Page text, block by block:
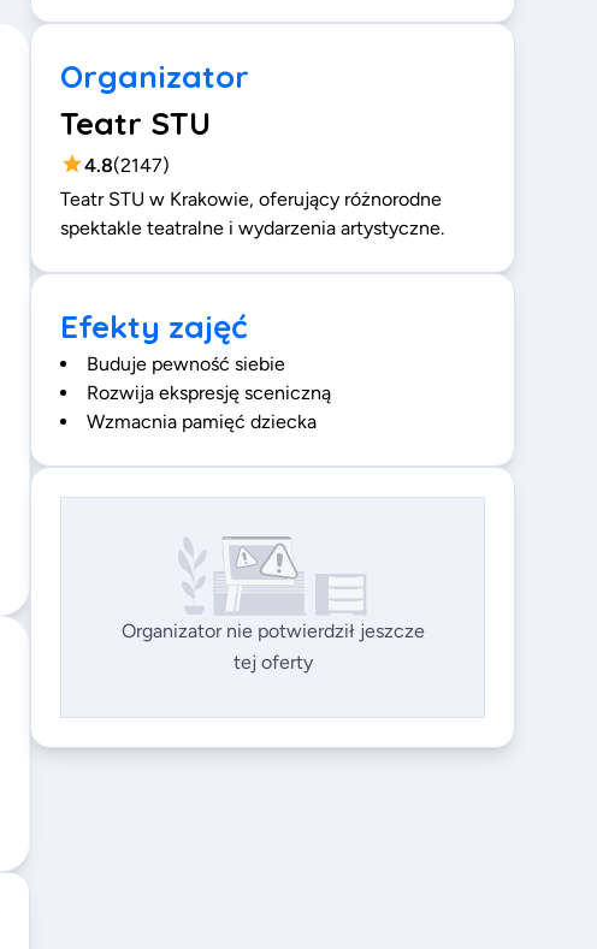
Organizator
Teatr STU
4.8(2147)
Teatr STU w Krakowie, oferujący różnorodne
spektakle teatralne i wydarzenia artystyczne.
Efekty zajęć
Buduje pewność siebie
Rozwija ekspresję sceniczną
Wzmacnia pamięć dziecka
Organizator nie potwierdził jeszcze
tej oferty